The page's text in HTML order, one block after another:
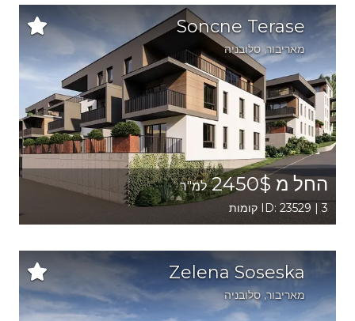
Soncne Terase
מאריבור, סלובניה
החל מ 2450$ למ"ר
ID: 23529 | 3 קומות
Zelena Soseska
מאריבור, סלובניה